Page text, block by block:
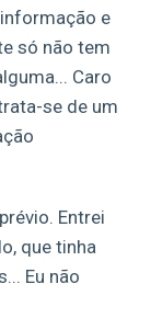
e
só não tem
Caro
se de um
Entrei
que tinha
Eu não